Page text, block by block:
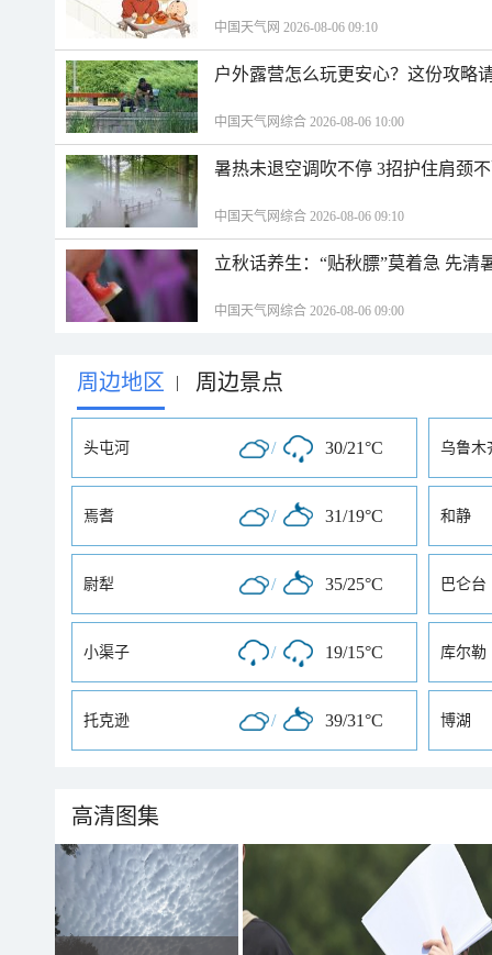
中国天气网 2026-08-06 09:10
户外露营怎么玩更安心？这份攻略
中国天气网综合 2026-08-06 10:00
暑热未退空调吹不停 3招护住肩颈
中国天气网综合 2026-08-06 09:10
立秋话养生：“贴秋膘”莫着急 先清
中国天气网综合 2026-08-06 09:00
周边地区 | 周边景点
头屯河 / 30/21°C 乌鲁木
焉耆 / 31/19°C 和静
尉犁 / 35/25°C 巴仑台
小渠子 / 19/15°C 库尔勒
托克逊 / 39/31°C 博湖
高清图集